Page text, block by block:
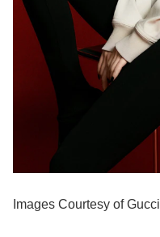
Images Courtesy of Gucci